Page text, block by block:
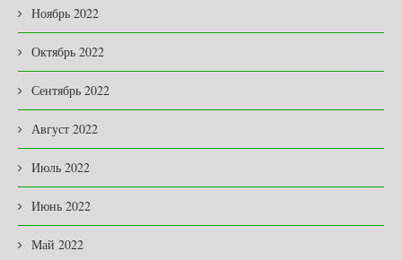
Ноябрь 2022
Октябрь 2022
Сентябрь 2022
Август 2022
Июль 2022
Июнь 2022
Май 2022